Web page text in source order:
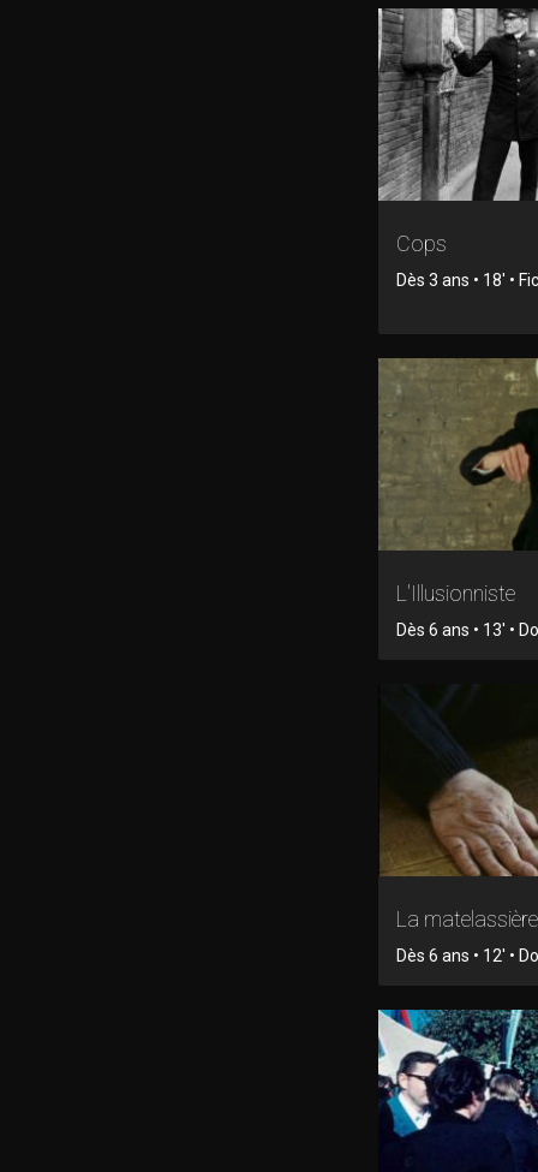
Cops
Dès 3 ans • 18' •
L'Illusionniste
Dès 6 ans • 13' •
La matelassière
Dès 6 ans • 12' •